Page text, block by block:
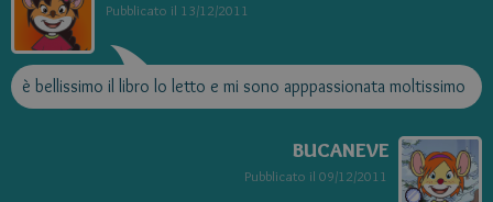
Pubblicato il 13/12/2011
è bellissimo il libro lo letto e mi sono apppassionata moltissimo
BUCANEVE
Pubblicato il 09/12/2011